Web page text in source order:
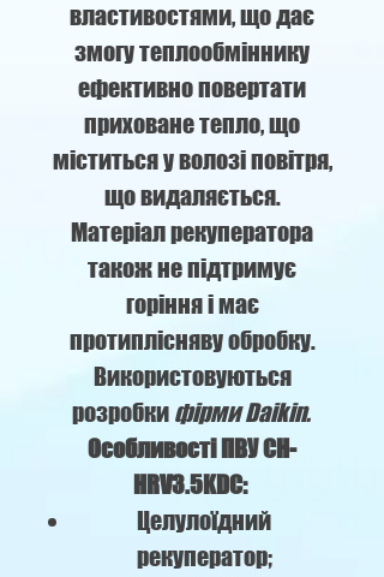
властивостями, що дає
змогу теплообміннику
ефективно повертати
приховане тепло, що
міститься у волозі повітря,
що видаляється.
Матеріал рекуператора
також не підтримує
горіння і має
протиплісняву обробку.
Використовуються
розробки фірми Daikin.
Особливості ПВУ CH-
HRV3.5KDC:
Целулоїдний
рекуператор;